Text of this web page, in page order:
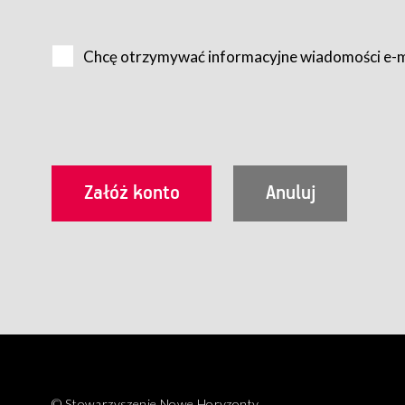
Usługobiorca przed rozpoczęciem korzystania z
utrwalenie i wydrukowanie.
§ 3
Korzystanie ze wszystkich aplikacji Serwisu może być
Chcę otrzymywać informacyjne wiadomości e-